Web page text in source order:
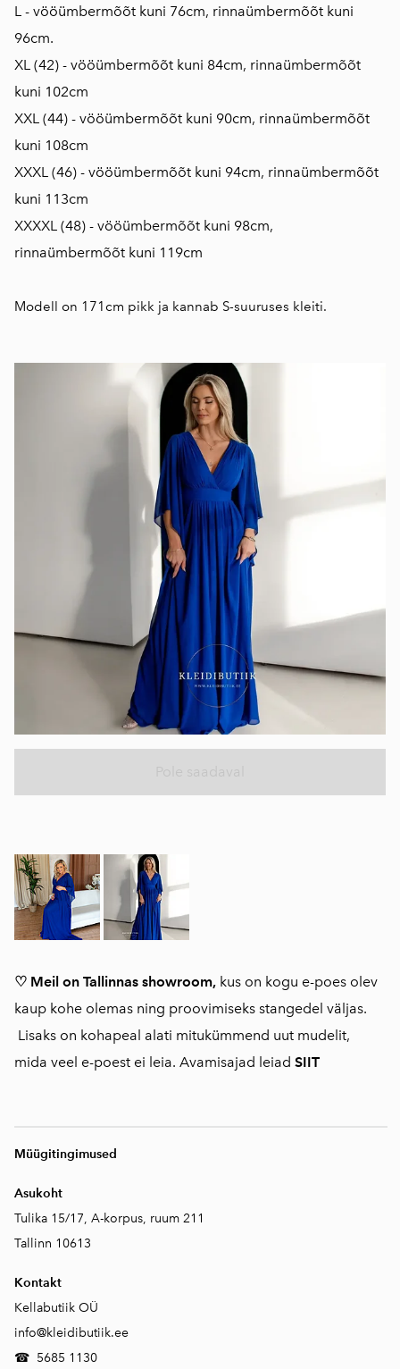
♡ Meil on Tallinnas showroom, kus on kogu e-poes olev
kaup kohe olemas ning proovimiseks stangedel väljas.
Lisaks on kohapeal alati mitukümmend uut mudelit,
mida veel e-poest ei leia. Avamisajad leiad SIIT
L - vööümbermõõt kuni 76cm, rinnaümbermõõt kuni
96cm.
XL (42) - vööümbermõõt kuni 84cm, rinnaümbermõõt
kuni 102cm
XXL (44) - vööümbermõõt kuni 90cm, rinnaümbermõõt
kuni 108cm
XXXL (46) - vööümbermõõt kuni 94cm, rinnaümbermõõt
kuni 113cm
XXXXL (48) - vööümbermõõt kuni 98cm,
rinnaümbermõõt kuni 119cm
Modell on 171cm pikk ja kannab S-suuruses kleiti.
Müügitingimused
Asukoht
Tulika 15/17, A-korpus, ruum 211
Tallinn 10613
Kontakt
Kellabutiik OÜ
info@kleidibutiik.ee
☎ 5685 1130